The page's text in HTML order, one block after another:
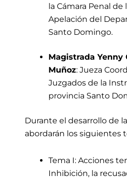
la Cámara Penal de
Apelación del
Santo Domingo.
Magistrada Yenny
Muñoz: Jueza
Juzgados de la
provincia Santo
Durante el desarrollo de
abordarán los siguientes
Tema I: Acciones
Inhibición, la